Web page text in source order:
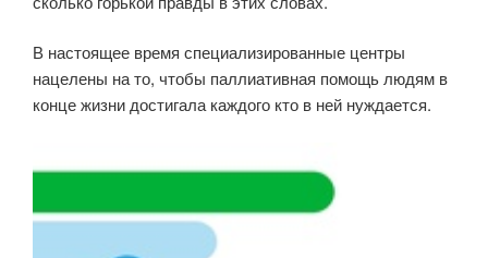
В настоящее время специализированные центры
нацелены на то, чтобы паллиативная помощь людям в
конце жизни достигала каждого кто в ней нуждается.